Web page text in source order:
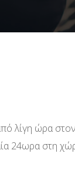
λίγη ώρα
24ωρα στη